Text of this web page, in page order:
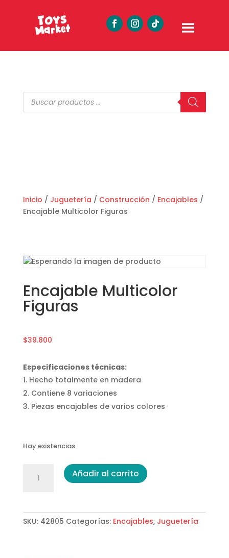
Búsqueda
de
productos
Inicio / Juguetería / Construcción / Encajables /
Encajable Multicolor Figuras
Encajable Multicolor
Figuras
$39.800
Especificaciones técnicas:
Hecho totalmente en madera
Contiene 8 variaciones
Piezas encajables de varios colores
Hay existencias
Multicolor
Añadir al carrito
SKU: 42805 Categorías: Encajables, Juguetería